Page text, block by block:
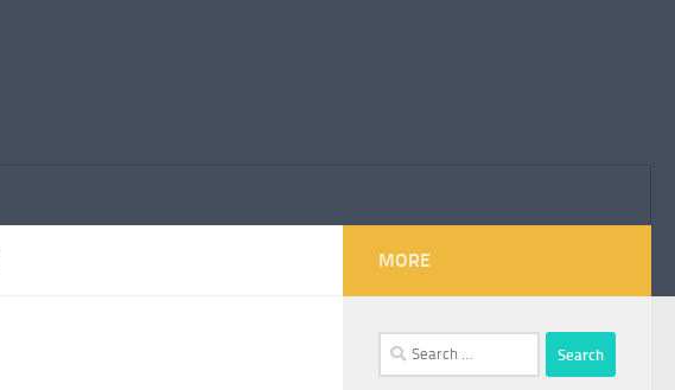
MORE
Search
for: